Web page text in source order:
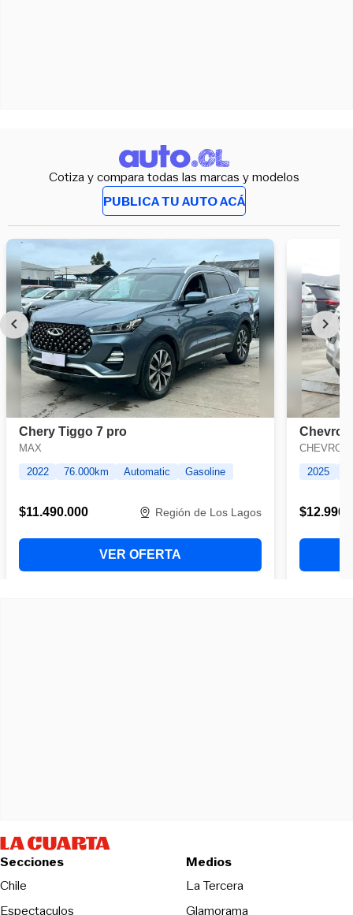
Cotiza y compara todas las marcas y modelos
PUBLICA TU AUTO ACÁ
Secciones
Chile
Espectaculos
Medios
La TerceraOpens in new
Glamorama